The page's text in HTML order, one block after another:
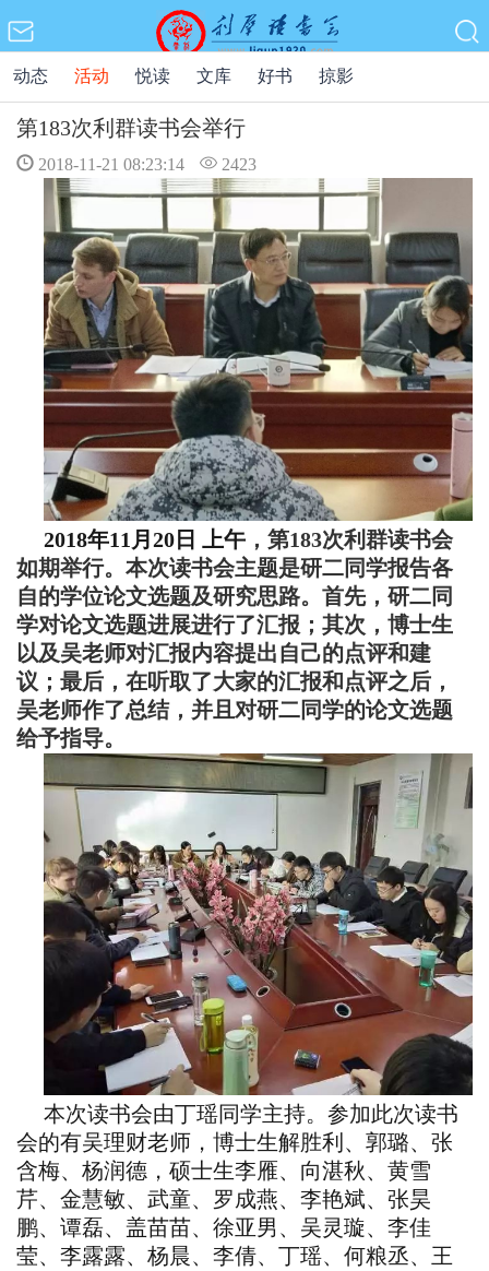
动态 活动 悦读 文库 好书 掠影
第183次利群读书会举行
2018-11-21 08:23:14 2423
2018年11月20日 上午 ，第183次利群读书会
如期举行。本次读书会主题是研二同学报告各
自的学位论文选题及研究思路。首先，研二同
学对论文选题进展进行了汇报；其次，博士生
以及吴老师对汇报内容提出自己的点评和建
议；最后，在听取了大家的汇报和点评之后，
吴老师作了总结，并且对研二同学的论文选题
给予指导。
本次读书会由丁瑶同学主持。参加此次读书
会的有吴理财老师，博士生解胜利、郭璐、张
含梅、杨润德，硕士生李雁、向湛秋、黄雪
芹、金慧敏、武童、罗成燕、李艳斌、张昊
鹏、谭磊、盖苗苗、徐亚男、吴灵璇、李佳
莹、李露露、杨晨、李倩、丁瑶、何粮丞、王